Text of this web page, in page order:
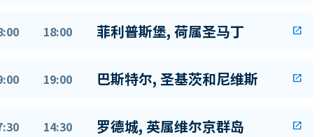
18:00 菲利普斯堡, 荷属圣马丁 open_in_new
19:00 巴斯特尔, 圣基茨和尼维斯 open_in_new
14:30 罗德城, 英属维尔京群岛 open_in_new